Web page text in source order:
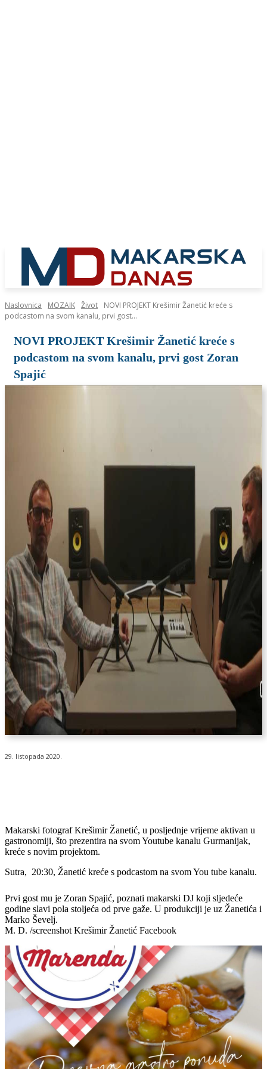
Naslovnica MOZAIK Život
NOVI PROJEKT Krešimir Žanetić kreće s
podcastom na svom kanalu, prvi gost...
NOVI PROJEKT Krešimir Žanetić kreće s
podcastom na svom kanalu, prvi gost Zoran
Spajić
29. listopada 2020.
Makarski fotograf Krešimir Žanetić, u posljednje vrijeme aktivan u
gastronomiji, što prezentira na svom Youtube kanalu Gurmanijak,
kreće s novim projektom.
Sutra, 20:30, Žanetić kreće s podcastom na svom You tube kanalu.
Prvi gost mu je Zoran Spajić, poznati makarski DJ koji sljedeće
godine slavi pola stoljeća od prve gaže. U produkciji je uz Žanetića i
Marko Ševelj.
M. D. /screenshot Krešimir Žanetić Facebook